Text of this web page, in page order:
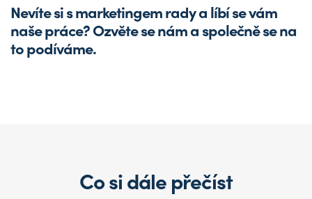
Nevíte si s marketingem rady a líbí se vám
naše práce? Ozvěte se nám a společně se na
to podíváme.
Co si dále přečíst